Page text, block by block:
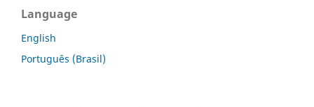
Language
English
Português (Brasil)